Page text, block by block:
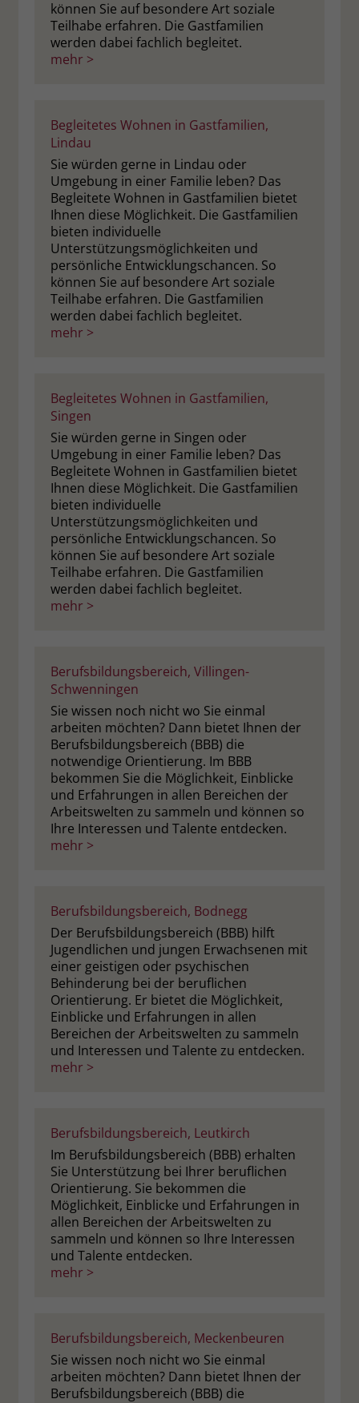
können Sie auf besondere Art soziale
Teilhabe erfahren. Die Gastfamilien
werden dabei fachlich begleitet.
mehr >
Begleitetes Wohnen in Gastfamilien,
Lindau
Sie würden gerne in Lindau oder
Umgebung in einer Familie leben? Das
Begleitete Wohnen in Gastfamilien bietet
Ihnen diese Möglichkeit. Die Gastfamilien
bieten individuelle
Unterstützungsmöglichkeiten und
persönliche Entwicklungschancen. So
können Sie auf besondere Art soziale
Teilhabe erfahren. Die Gastfamilien
werden dabei fachlich begleitet.
mehr >
Begleitetes Wohnen in Gastfamilien,
Singen
Sie würden gerne in Singen oder
Umgebung in einer Familie leben? Das
Begleitete Wohnen in Gastfamilien bietet
Ihnen diese Möglichkeit. Die Gastfamilien
bieten individuelle
Unterstützungsmöglichkeiten und
persönliche Entwicklungschancen. So
können Sie auf besondere Art soziale
Teilhabe erfahren. Die Gastfamilien
werden dabei fachlich begleitet.
mehr >
Berufsbildungsbereich, Villingen-
Schwenningen
Sie wissen noch nicht wo Sie einmal
arbeiten möchten? Dann bietet Ihnen der
Berufsbildungsbereich (BBB) die
notwendige Orientierung. Im BBB
bekommen Sie die Möglichkeit, Einblicke
und Erfahrungen in allen Bereichen der
Arbeitswelten zu sammeln und können so
Ihre Interessen und Talente entdecken.
mehr >
Berufsbildungsbereich, Bodnegg
Der Berufsbildungsbereich (BBB) hilft
Jugendlichen und jungen Erwachsenen mit
einer geistigen oder psychischen
Behinderung bei der beruflichen
Orientierung. Er bietet die Möglichkeit,
Einblicke und Erfahrungen in allen
Bereichen der Arbeitswelten zu sammeln
und Interessen und Talente zu entdecken.
mehr >
Berufsbildungsbereich, Leutkirch
Im Berufsbildungsbereich (BBB) erhalten
Sie Unterstützung bei Ihrer beruflichen
Orientierung. Sie bekommen die
Möglichkeit, Einblicke und Erfahrungen in
allen Bereichen der Arbeitswelten zu
sammeln und können so Ihre Interessen
und Talente entdecken.
mehr >
Berufsbildungsbereich, Meckenbeuren
Sie wissen noch nicht wo Sie einmal
arbeiten möchten? Dann bietet Ihnen der
Berufsbildungsbereich (BBB) die